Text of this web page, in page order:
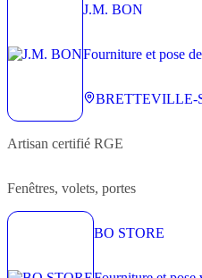
J.M. BON
Fourniture et pose
BRETTEVILLE-
Artisan certifié RGE
Fenêtres, volets, portes
BO STORE